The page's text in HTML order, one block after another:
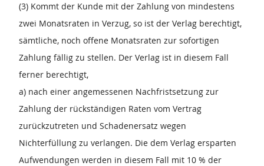
(3) Kommt der Kunde mit der Zahlung von mindestens
zwei Monatsraten in Verzug, so ist der Verlag berechtigt,
sämtliche, noch offene Monatsraten zur sofortigen
Zahlung fällig zu stellen. Der Verlag ist in diesem Fall
ferner berechtigt,
a) nach einer angemessenen Nachfristsetzung zur
Zahlung der rückständigen Raten vom Vertrag
zurückzutreten und Schadenersatz wegen
Nichterfüllung zu verlangen. Die dem Verlag ersparten
Aufwendungen werden in diesem Fall mit 10 % der